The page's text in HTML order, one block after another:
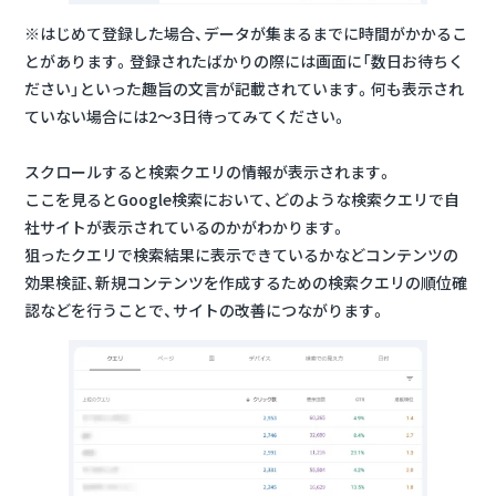
※はじめて登録した場合、データが集まるまでに時間がかかるこ
とがあります。登録されたばかりの際には画面に「数日お待ちく
ださい」といった趣旨の文言が記載されています。何も表示され
ていない場合には2〜3日待ってみてください。
スクロールすると検索クエリの情報が表示されます。
ここを見るとGoogle検索において、どのような検索クエリで自
社サイトが表示されているのかがわかります。
狙ったクエリで検索結果に表示できているかなどコンテンツの
効果検証、新規コンテンツを作成するための検索クエリの順位確
認などを行うことで、サイトの改善につながります。